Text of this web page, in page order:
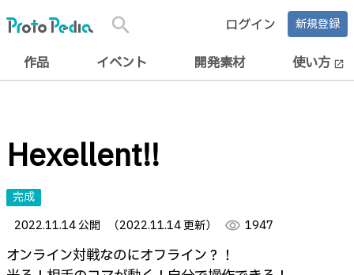
search ログイン 新規登録
作品 イベント 開発素材 使い方 open_in_new
Hexellent!!
完成
2022.11.14 公開
（2022.11.14 更新） visibility 1947
オンライン対戦なのにオフライン？！